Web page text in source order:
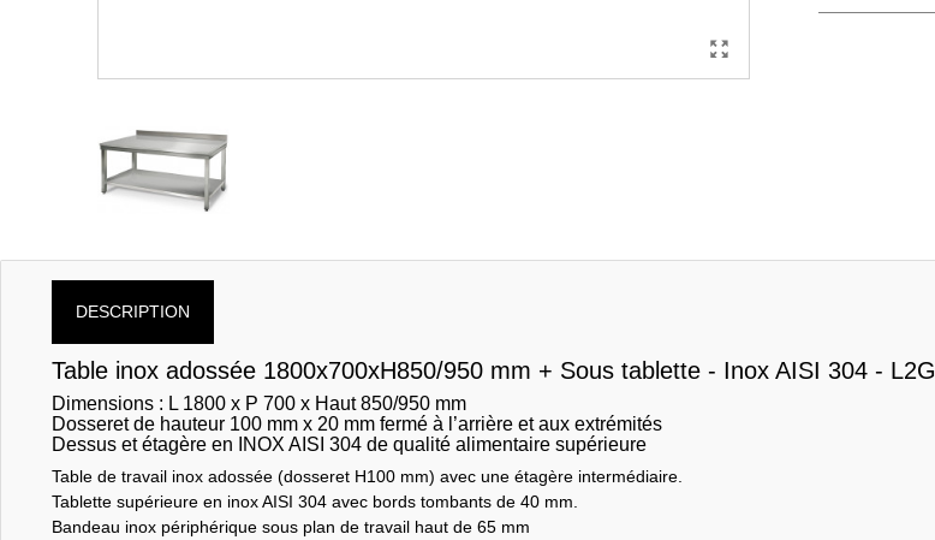
DESCRIPTION
Table inox adossée 1800x700xH850/950 mm + Sous tablette - Inox AISI 304 - L2G
Dimensions : L 1800 x P 700 x Haut 850/950 mm
Dosseret de hauteur 100 mm x 20 mm fermé à l’arrière et aux extrémités
Dessus et étagère en INOX AISI 304 de qualité alimentaire supérieure
Table de travail inox adossée (dosseret H100 mm) avec une étagère intermédiaire.
Tablette supérieure en inox AISI 304 avec bords tombants de 40 mm.
Bandeau inox périphérique sous plan de travail haut de 65 mm